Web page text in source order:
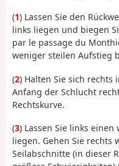
(1) Lassen Sie den
links liegen und biegen
par le passage du
weniger steilen Aufstieg
(2) Halten Sie sich rechts
Anfang der Schlucht
Rechtskurve.
(3) Lassen Sie links
liegen. Gehen Sie rechts
Seilabschnitte (in dieser